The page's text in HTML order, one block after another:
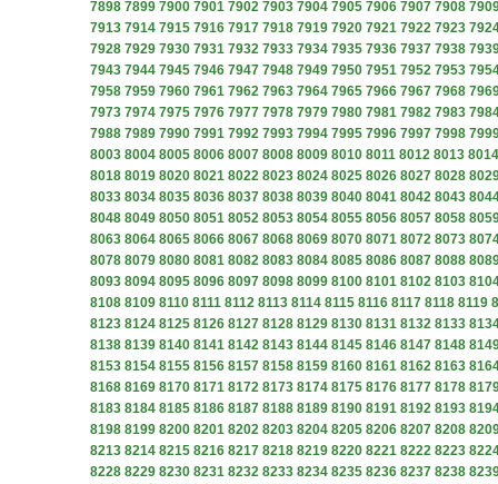
7898 7899 7900 7901 7902 7903 7904 7905 7906 7907 7908
7913 7914 7915 7916 7917 7918 7919 7920 7921 7922 7923
7928 7929 7930 7931 7932 7933 7934 7935 7936 7937 7938
7943 7944 7945 7946 7947 7948 7949 7950 7951 7952 7953
7958 7959 7960 7961 7962 7963 7964 7965 7966 7967 7968
7973 7974 7975 7976 7977 7978 7979 7980 7981 7982 7983
7988 7989 7990 7991 7992 7993 7994 7995 7996 7997 7998
8003 8004 8005 8006 8007 8008 8009 8010 8011 8012 8013 8014
8018 8019 8020 8021 8022 8023 8024 8025 8026 8027 8028
8033 8034 8035 8036 8037 8038 8039 8040 8041 8042 8043
8048 8049 8050 8051 8052 8053 8054 8055 8056 8057 8058
8063 8064 8065 8066 8067 8068 8069 8070 8071 8072 8073
8078 8079 8080 8081 8082 8083 8084 8085 8086 8087 8088
8093 8094 8095 8096 8097 8098 8099 8100 8101 8102 8103
8108 8109 8110 8111 8112 8113 8114 8115 8116 8117 8118 8119
8123 8124 8125 8126 8127 8128 8129 8130 8131 8132 8133
8138 8139 8140 8141 8142 8143 8144 8145 8146 8147 8148
8153 8154 8155 8156 8157 8158 8159 8160 8161 8162 8163
8168 8169 8170 8171 8172 8173 8174 8175 8176 8177 8178
8183 8184 8185 8186 8187 8188 8189 8190 8191 8192 8193
8198 8199 8200 8201 8202 8203 8204 8205 8206 8207 8208
8213 8214 8215 8216 8217 8218 8219 8220 8221 8222 8223
8228 8229 8230 8231 8232 8233 8234 8235 8236 8237 8238